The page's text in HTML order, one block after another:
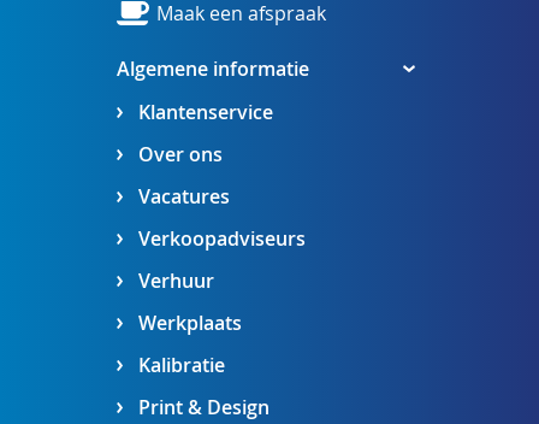
Algemene informatie
Klantenservice
Over ons
Vacatures
Verkoopadviseurs
Verhuur
Werkplaats
Kalibratie
Print & Design
Maak een afspraak